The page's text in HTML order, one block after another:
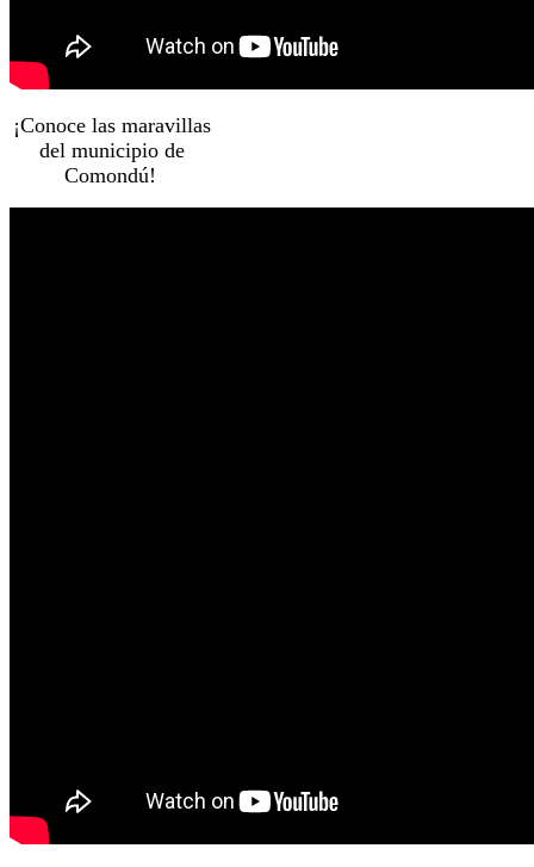
¡Conoce las maravillas
del municipio de
Comondú!